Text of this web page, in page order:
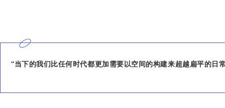
“当下的我们比任何时代都更加需要以空间的构建来超越扁平的日